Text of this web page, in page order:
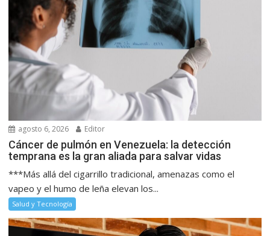
agosto 6, 2026 Editor
Cáncer de pulmón en Venezuela: la detección
temprana es la gran aliada para salvar vidas
***Más allá del cigarrillo tradicional, amenazas como el
vapeo y el humo de leña elevan los...
Salud y Tecnología